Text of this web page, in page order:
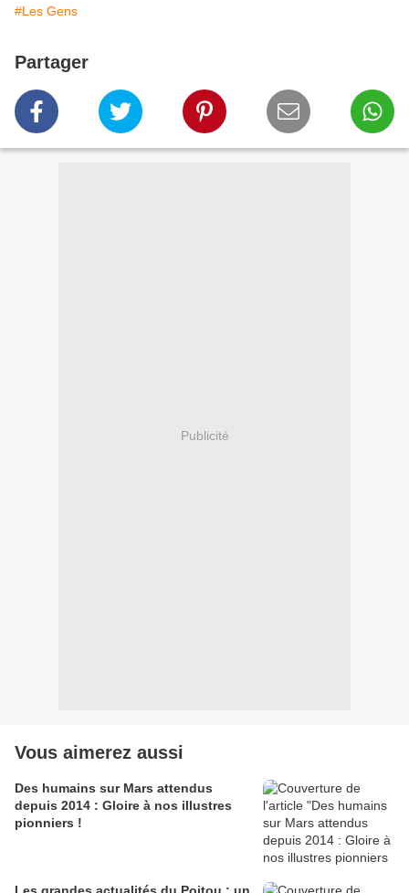
#Les Gens
Partager
Publicité
Vous aimerez aussi
Des humains sur Mars attendus
depuis 2014 : Gloire à nos illustres
pionniers !